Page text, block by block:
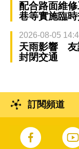
配合路面維
巷等實施臨
2026-08-05
天雨影響 友
封閉交通
訂閱頻道